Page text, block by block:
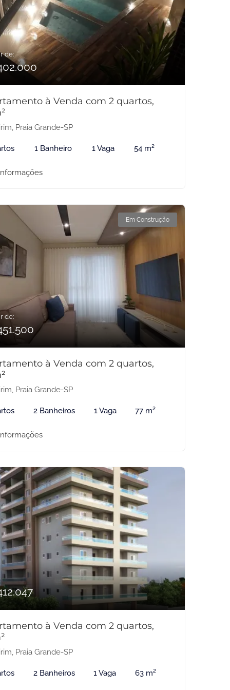
de:
à Venda com 2 quartos,
Praia Grande-SP
1 Banheiro 1 Vaga 54 m²
Em Construção
de:
à Venda com 2 quartos,
Praia Grande-SP
2 Banheiros 1 Vaga 77 m²
à Venda com 2 quartos,
Praia Grande-SP
2 Banheiros 1 Vaga 63 m²